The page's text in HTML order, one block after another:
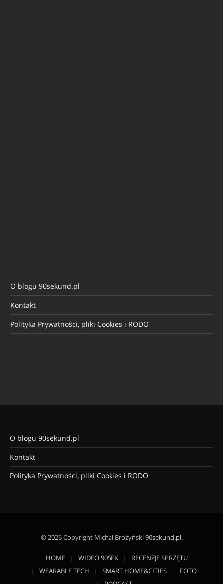
O blogu 90sekund.pl
Kontakt
Polityka Prywatności, pliki Cookies i RODO
O blogu 90sekund.pl
Kontakt
Polityka Prywatności, pliki Cookies i RODO
© 2026 Copyright Michał Brożyński90sekund.pl.
HOME WIDEO 90SEK
RECENZJE SPRZĘTU
WEARABLE TECH
SMART HOME&CITIES
FOTO